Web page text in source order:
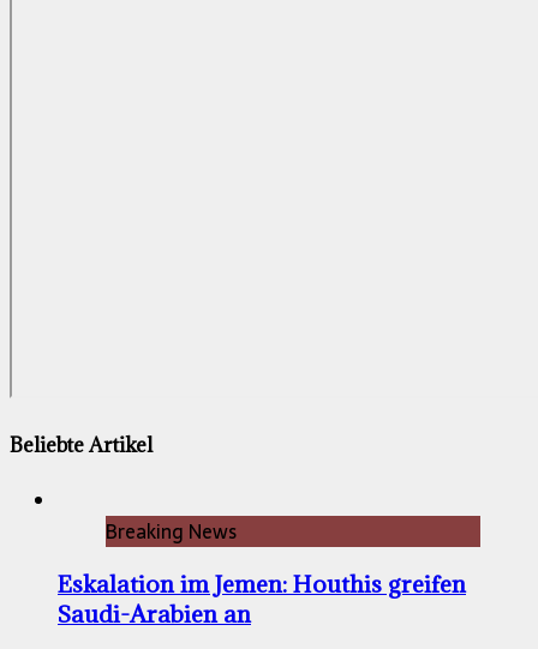
Beliebte Artikel
Breaking News
Eskalation im Jemen: Houthis greifen
Saudi-Arabien an